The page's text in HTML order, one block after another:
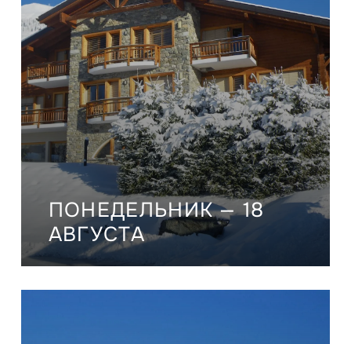
ПОНЕДЕЛЬНИК — 18
АВГУСТА